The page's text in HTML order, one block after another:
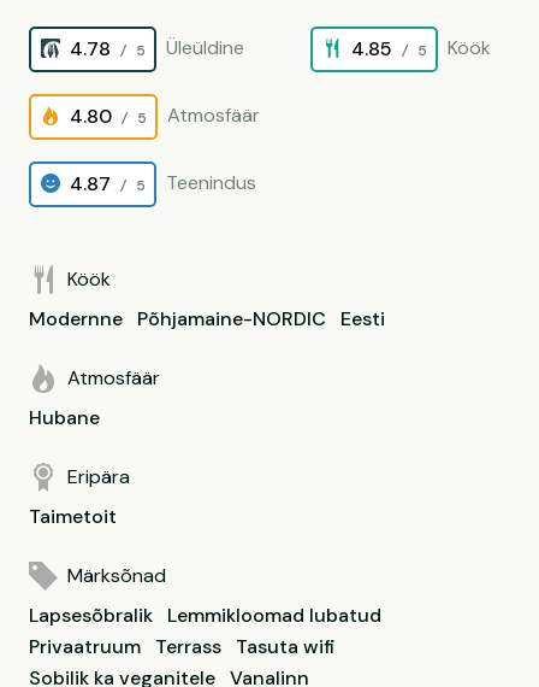
4.78 / 5 Üleüldine 4.85 / 5 Köök
4.80 / 5 Atmosfäär
4.87 / 5 Teenindus
Köök
Modernne
Põhjamaine-NORDIC Eesti
Atmosfäär
Hubane
Eripära
Taimetoit
Märksõnad
Lapsesõbralik
Lemmikloomad lubatud
Privaatruum
Terrass
Tasuta wifi
Sobilik ka veganitele Vanalinn